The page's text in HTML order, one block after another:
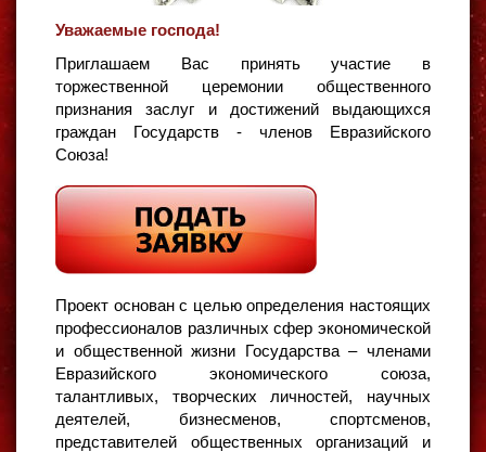
Уважаемые господа!
Приглашаем Вас принять участие в
торжественной церемонии общественного
признания заслуг и достижений выдающихся
граждан Государств - членов Евразийского
Союза!
Проект основан с целью определения настоящих
профессионалов различных сфер экономической
и общественной жизни Государства – членами
Евразийского экономического союза,
талантливых, творческих личностей, научных
деятелей, бизнесменов, спортсменов,
представителей общественных организаций и